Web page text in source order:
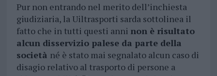
Pur non entrando nel merito dell’inchiesta
giudiziaria, la Uiltrasporti sarda sottolinea il
fatto che in tutti questi anni non è risultato
alcun disservizio palese da parte della
società né è stato mai segnalato alcun caso di
disagio relativo al trasporto di persone a